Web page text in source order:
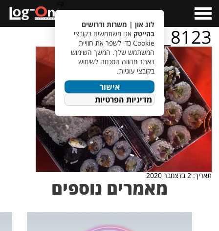
Menu
IMG_8123
תאריך: 2 בדצמבר 2020
מאמרים נוספים
לוג און | משרות ודרושים
בהייטק אנו משתמשים בקובצי
Cookie כדי לשפר את חוויית
המשתמש שלך. המשך השימוש
באתר מהווה הסכמה לשימוש
בקובצי עוגיות.
אישור
מדיניות הפרטיות